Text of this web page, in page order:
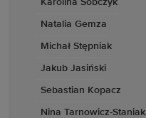
Karolina Sobczyk
Natalia Gemza
Michał Stępniak
Jakub Jasiński
Sebastian Kopacz
Nina Tarnowicz-Staniak